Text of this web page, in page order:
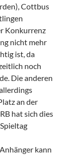
Cottbus
Konkurrenz
nicht mehr
ist, da
noch
Die anderen
an der
hat sich dies
kann